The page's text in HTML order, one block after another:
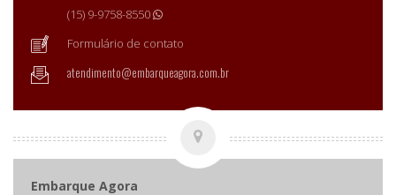
(15) 9-9758-8550
Formulário de contato
atendimento@embarqueagora.com.br
Embarque Agora